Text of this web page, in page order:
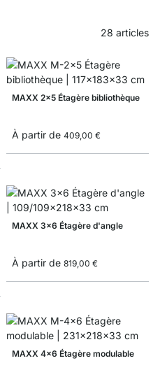
28 articles
MAXX 2x5 Étagère bibliothèque
À partir de 409,00 €
MAXX 3x6 Étagère d'angle
À partir de 819,00 €
MAXX 4x6 Étagère modulable